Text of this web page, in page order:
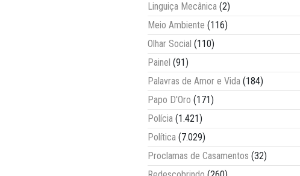
Linguiça Mecânica (2)
Meio Ambiente (116)
Olhar Social (110)
Painel (91)
Palavras de Amor e Vida (184)
Papo D'Oro (171)
Polícia (1.421)
Política (7.029)
Proclamas de Casamentos (32)